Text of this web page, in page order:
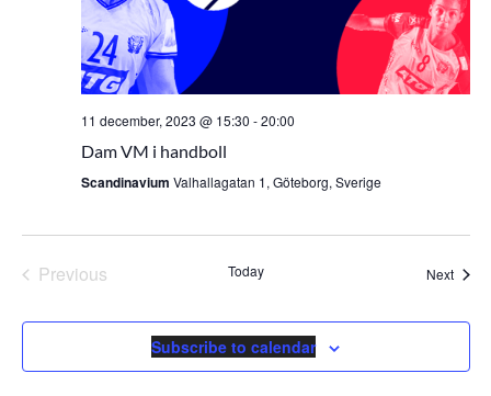
11 december, 2023 @ 15:30 -20:00
Dam VM i handboll
Scandinavium Valhallagatan 1, Göteborg, Sverige
PreviousEvents Today Next
Subscribe to calendar